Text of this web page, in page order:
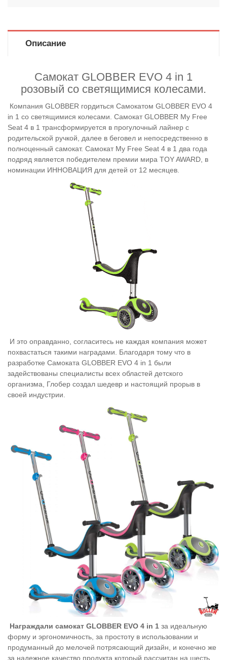
Описание
Самокат GLOBBER EVO 4 in 1
розовый со светящимися колесами.
Компания GLOBBER гордиться Самокатом GLOBBER EVO 4
in 1 со светящимися колесами. СамокатGLOBBER My Free
Seat 4 в 1 трансформируется в прогулочный лайнер с
родительской ручкой, далее в беговел и непосредственно в
полноценный самокат. Самокат My Free Seat 4 в 1 два года
подряд является победителем премии мира TOY AWARD, в
номинации ИННОВАЦИЯ для детей от 12 месяцев.
И это оправданно, согласитесь не каждая компания может
похвастаться такими наградами. Благодаря тому что в
разработке Самоката GLOBBER EVO 4 in 1 были
задействованы специалисты всех областей детского
организма, Глобер создал шедевр и настоящий прорыв в
своей индустрии.
Награждали самокат GLOBBER EVO 4 in 1 за идеальную
форму и эргономичность, за простоту в использовании и
продуманный до мелочей потрясающий дизайн, и конечно же
за надежное качество продукта который рассчитан на шесть